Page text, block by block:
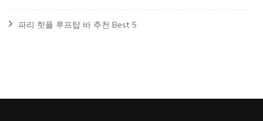
파리 핫플 루프탑 바 추천 Best 5